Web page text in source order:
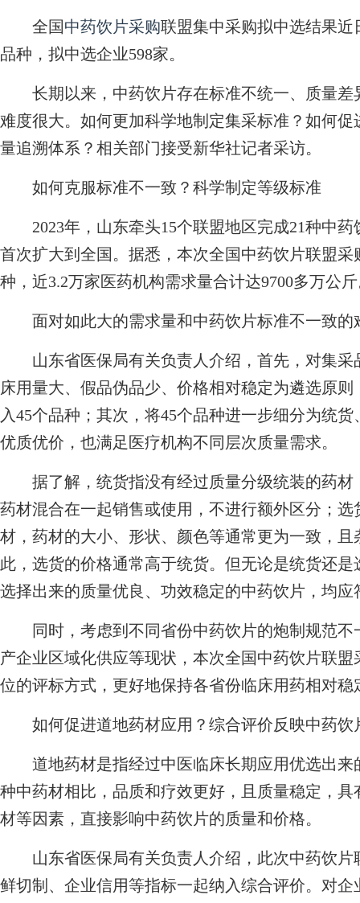
全国中药饮片采购联盟集中采购拟中选结果近
品种，拟中选企业598家。
长期以来，中药饮片存在标准不统一、质量差
难度很大。如何更加科学地制定集采标准？如何
量追溯体系？相关部门接受新华社记者采访。
如何克服标准不一致？科学制定等级标准
2023年，山东牵头15个联盟地区完成21种中药
首次扩大到全国。据悉，本次全国中药饮片联盟
种，近3.2万家医药机构需求量合计达9700多万公
面对如此大的需求量和中药饮片标准不一致的
山东省医保局有关负责人介绍，首先，对集采
床用量大、假品伪品少、价格相对稳定为遴选原
入45个品种；其次，将45个品种进一步细分为统
优质优价，也满足医疗机构不同层次质量需求。
据了解，统货指没有经过质量分级统装的药材
药材混合在一起销售或使用，不进行额外区分；
材，药材的大小、形状、颜色等通常更为一致，
此，选货的价格通常高于统货。但无论是统货还
选择出来的质量优良、功效稳定的中药饮片，均
同时，考虑到不同省份中药饮片的炮制规范不
产企业区域化供应等现状，本次全国中药饮片联
位的评标方式，更好地保持各省份临床用药相对
如何促进道地药材应用？综合评价反映中药饮
道地药材是指经过中医临床长期应用优选出来
种中药材相比，品质和疗效更好，且质量稳定，
材等因素，直接影响中药饮片的质量和价格。
山东省医保局有关负责人介绍，此次中药饮片
鲜切制、企业信用等指标一起纳入综合评价。对